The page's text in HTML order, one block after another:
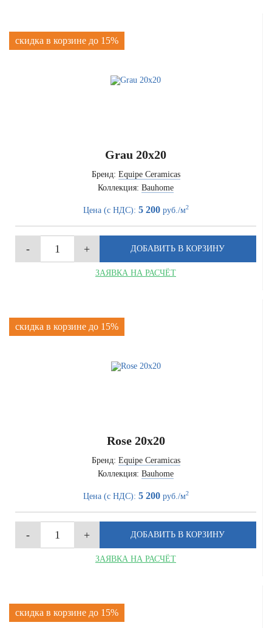
скидка в корзине до 15%
Grau 20x20
Бренд: Equipe Ceramicas
Коллекция: Bauhome
Цена (с НДС): 5 200руб./м2
ЗАЯВКА НА РАСЧЁТ
скидка в корзине до 15%
Rose 20x20
Бренд: Equipe Ceramicas
Коллекция: Bauhome
Цена (с НДС): 5 200руб./м2
ЗАЯВКА НА РАСЧЁТ
скидка в корзине до 15%